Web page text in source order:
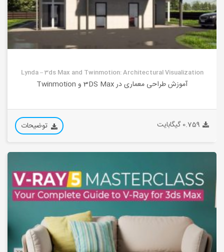
Lynda – 3ds Max and Twinmotion: Architectural Visualization
آموزش طراحی معماری در 3DS Max و Twinmotion
0.759 گیگابایت توضیحات